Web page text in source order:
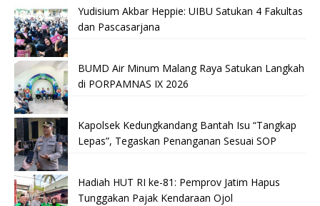
Yudisium Akbar Heppie: UIBU Satukan 4 Fakultas
dan Pascasarjana
BUMD Air Minum Malang Raya Satukan Langkah
di PORPAMNAS IX 2026
Kapolsek Kedungkandang Bantah Isu “Tangkap
Lepas”, Tegaskan Penanganan Sesuai SOP
Hadiah HUT RI ke-81: Pemprov Jatim Hapus
Tunggakan Pajak Kendaraan Ojol